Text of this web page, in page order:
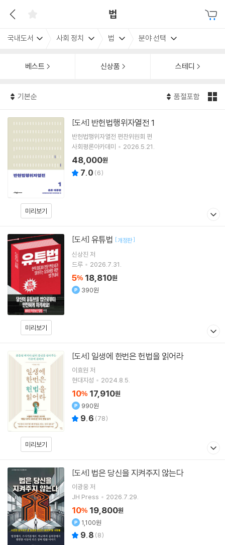
법
국내도서 사회 정치 법 분야 선택
베스트 신상품 스테디
기본순 품절포함
미리보기
[도서] 반헌법행위자열전 1
반헌법행위자열전 편찬위원회 편
사회평론아카데미
2026.5.21.
48,000원
7.0 (6)
미리보기
[도서] 유튜법 [개정판]
신상진 저
드루
2026.7.31.
5% 18,810원
390원
미리보기
[도서] 일생에 한번은 헌법을 읽어라
이효원 저
현대지성
2024.8.5.
10% 17,910원
990원
9.6 (78)
[도서] 법은 당신을 지켜주지 않는다
이광웅저
JH Press
2026.7.29.
10% 19,800원
1,100원
9.8 (8)